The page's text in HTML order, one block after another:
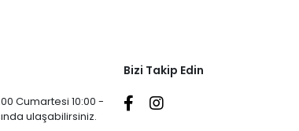
Cumartesi 10:00 -
ulaşabilirsiniz.
Bizi Takip Edin